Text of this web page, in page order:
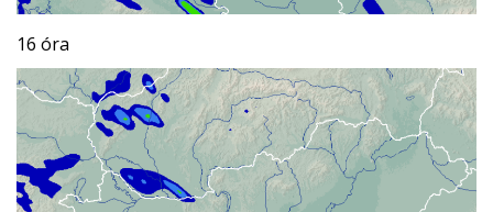
16 óra